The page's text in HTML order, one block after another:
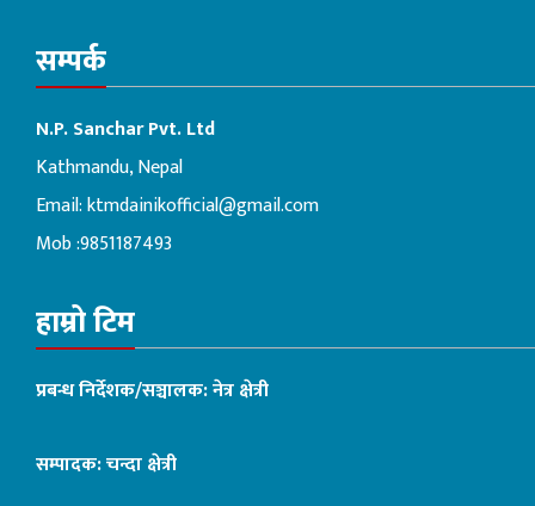
सम्पर्क
N.P. Sanchar Pvt. Ltd
Kathmandu, Nepal
Email:ktmdainikofficial@gmail.com
Mob :9851187493
हाम्रो टिम
प्रबन्ध निर्देशक/सञ्चालक: नेत्र क्षेत्री
सम्पादक: चन्दा क्षेत्री